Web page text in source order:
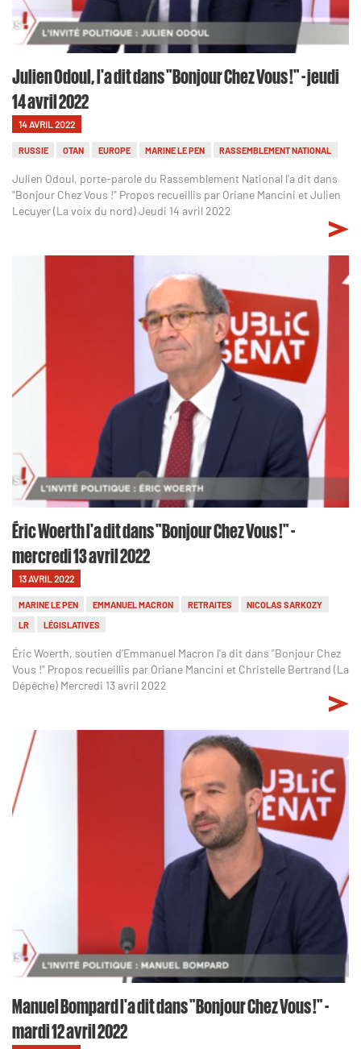
Julien Odoul, l'a dit dans "Bonjour Chez Vous !" - jeudi
14 avril 2022
14 AVRIL 2022
RUSSIE OTAN EUROPE MARINE LE PEN RASSEMBLEMENT NATIONAL
Julien Odoul, porte-parole du Rassemblement National l'a dit dans
"Bonjour Chez Vous !" Propos recueillis par Oriane Mancini et Julien
Lecuyer (La voix du nord) Jeudi 14 avril 2022
Éric Woerth l'a dit dans "Bonjour Chez Vous !" -
mercredi 13 avril 2022
13 AVRIL 2022
MARINE LE PEN EMMANUEL MACRON RETRAITES
NICOLAS SARKOZY
LR
LÉGISLATIVES
Éric Woerth, soutien d’Emmanuel Macron l'a dit dans "Bonjour Chez
Vous !" Propos recueillis par Oriane Mancini et Christelle Bertrand (La
Dépêche) Mercredi 13 avril 2022
Manuel Bompard l'a dit dans "Bonjour Chez Vous !" -
mardi 12 avril 2022